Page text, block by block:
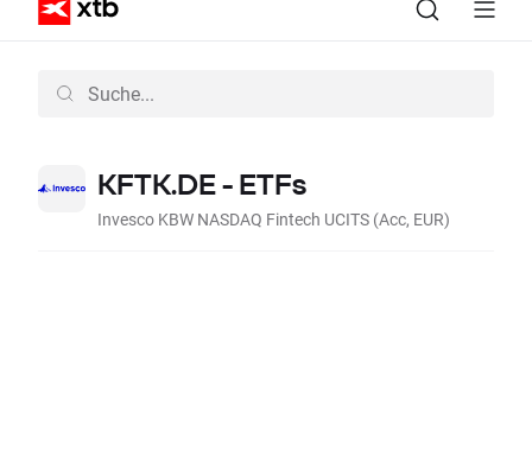
KFTK.DE - ETFs
Invesco KBW NASDAQ Fintech UCITS (Acc, EUR)